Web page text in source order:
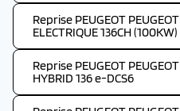
Reprise PEUGEOT
ELECTRIQUE 136CH (100KW)
Reprise PEUGEOT
HYBRID 136 e-DCS6